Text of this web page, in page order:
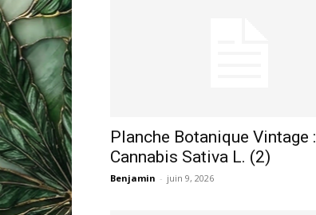
Planche Botanique Vintage :
Cannabis Sativa L. (2)
Benjamin - juin 9, 2026